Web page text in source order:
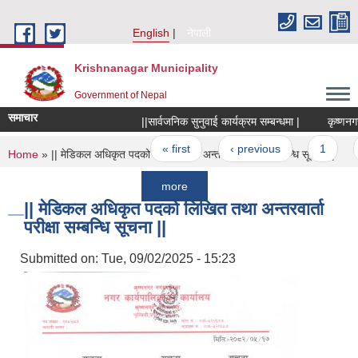
English
नेपाली
Krishnanagar Municipality
Government of Nepal
समाचार ||सार्वजनिक सुनुवाई कार्यक्रम सम्बन्धमा | कृष्णनगर र
Pages
« first ‹ previous 1
more
You are here
Home » || मेडिकल अधिकृत पदको लिखित तथा अन्तरवार्ता परीक्षा सम्बन्धि सूचना ||
|| मेडिकल अधिकृत पदको लिखित तथा अन्तरवार्ता
परीक्षा सम्बन्धि सूचना ||
Submitted on: Tue, 09/02/2025 - 15:23